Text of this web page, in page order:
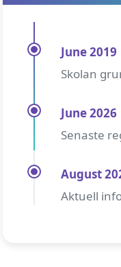
June 2019
Skolan
June 2026
Senaste
August
Aktuell